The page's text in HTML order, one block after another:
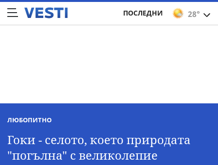
28°
ПОСЛЕДНИ
ЛЮБОПИТНО
Гоки - селото, което природата
"погълна" с великолепие